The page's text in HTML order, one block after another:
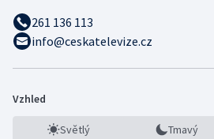
261 136 113
info@ceskatelevize.cz
Vzhled
Světlý Tmavý